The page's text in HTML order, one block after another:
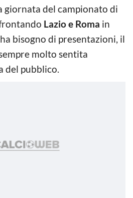
giornata del campionato di
Lazio e Roma in
bisogno di presentazioni, il
molto sentita
del pubblico.